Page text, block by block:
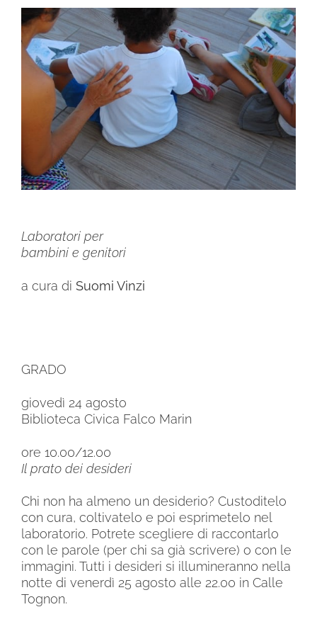
Ingrandisci
immagine
Laboratori per
bambini e genitori
a cura di Suomi Vinzi
GRADO
giovedì 24 agosto
Biblioteca Civica Falco Marin
ore 10.00/12.00
Il prato dei desideri
Chi non ha almeno un desiderio? Custoditelo
con cura, coltivatelo e poi esprimetelo nel
laboratorio. Potrete scegliere di raccontarlo
con le parole (per chi sa già scrivere) o con le
immagini. Tutti i desideri si illumineranno nella
notte di venerdì 25 agosto alle 22.00 in Calle
Tognon.